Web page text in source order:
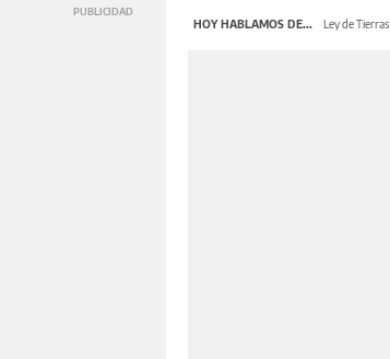
HOY HABLAMOS DE... Ley de Tierras